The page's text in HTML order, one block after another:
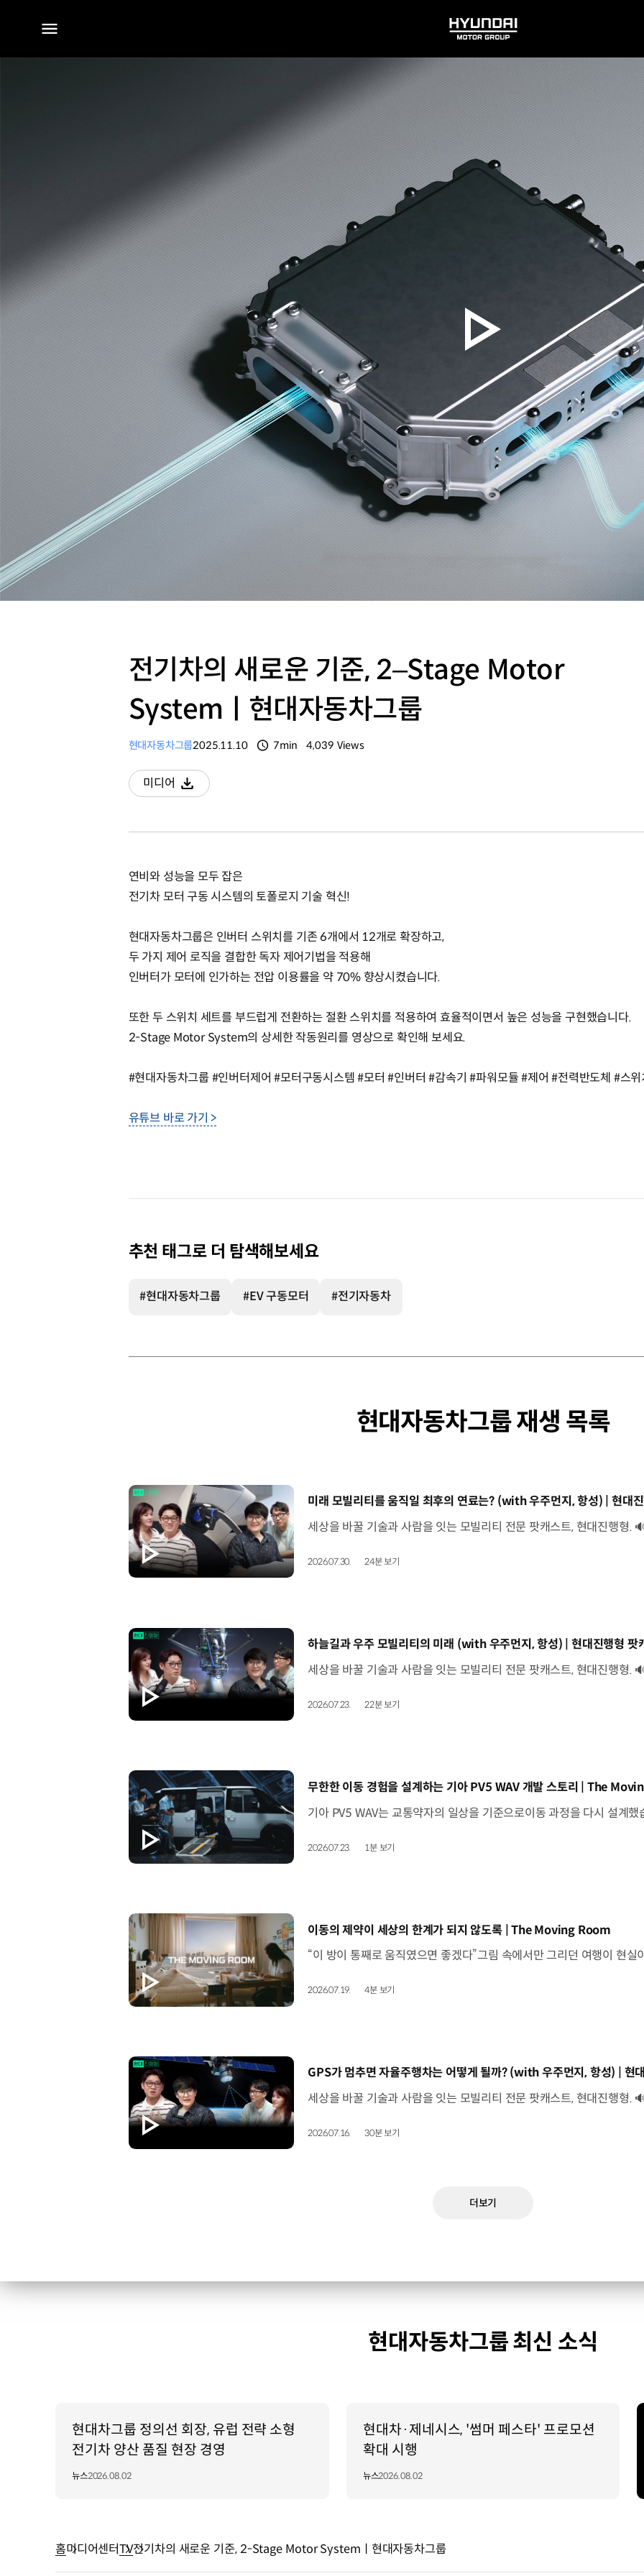
전체
HYUNDAI
MOTOR
GROUP
전기차의 새로운 기준, 2–Stage Motor
Systemㅣ현대자동차그룹
현대자동차그룹2025.11.10 7min 4,039 Views
미디어
다운로드
연비와 성능을 모두 잡은
전기차 모터 구동 시스템의 토폴로지 기술 혁신!
현대자동차그룹은 인버터 스위치를 기존 6개에서 12개로 확장하고,
두 가지 제어 로직을 결합한 독자 제어기법을 적용해
인버터가 모터에 인가하는 전압 이용률을 약 70% 향상시켰습니다.
또한 두 스위치 세트를 부드럽게 전환하는 절환 스위치를 적용하여 효율적이면서 높은 성능을 구현했습니다.
2-Stage Motor System의 상세한 작동원리를 영상으로 확인해 보세요.
#현대자동차그룹 #인버터제어 #모터구동시스템 #모터 #인버터 #감속기 #파워모듈 #제어 #전력반도체 #스
유튜브 바로 가기 >
추천 태그로 더 탐색해보세요
#현대자동차그룹 #EV 구동모터 #전기자동차
현대자동차그룹 재생 목록
[동영상]
미래 모빌리티를 움직일 최후의 연료는? (with 우주먼지, 항성) | 현대
2026.07.30. 24분 보기
[동영상]
하늘길과 우주 모빌리티의 미래 (with 우주먼지, 항성) | 현대진행형 팟
2026.07.23. 22분 보기
[동영상]
무한한 이동 경험을 설계하는 기아 PV5 WAV 개발 스토리 | The
2026.07.23. 1분 보기
[동영상]
이동의 제약이 세상의 한계가 되지 않도록 | The Moving Room
2026.07.19. 4분 보기
[동영상]
2026.07.16. 30분 보기
더보기
현대자동차그룹 최신 소식
현대차그룹 정의선 회장, 유럽 전략 소형
전기차 양산 품질 현장 경영
뉴스2026.08.02
현대차·제네시스, '썸머 페스타' 프로모션
확대 시행
뉴스2026.08.02
홈미디어센터TV전기차의 새로운 기준, 2-Stage Motor Systemㅣ현대자동차그룹